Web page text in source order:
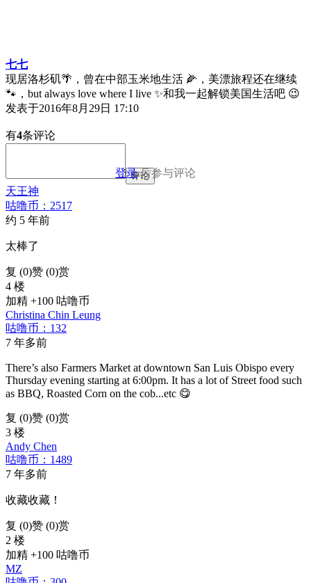
七七
现居洛杉矶🌴，曾在中部玉米地生活 🌽，美漂旅程还在继续
🐾，but always love where I live ✨和我一起解锁美国生活吧 😉
发表于2016年8月29日 17:10
有4条评论
登录后参与评论
评论
天王神
咕噜币：2517
约 5 年前
太棒了
复 (0)赞 (0)赏
4 楼
加精 +100 咕噜币
Christina Chin Leung
咕噜币：132
7 年多前
There’s also Farmers Market at downtown San Luis Obispo every
Thursday evening starting at 6:00pm. It has a lot of Street food such
as BBQ, Roasted Corn on the cob...etc 😋
复 (0)赞 (0)赏
3 楼
Andy Chen
咕噜币：1489
7 年多前
收藏收藏！
复 (0)赞 (0)赏
2 楼
加精 +100 咕噜币
MZ